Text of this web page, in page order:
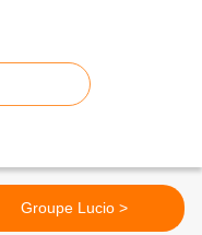
Groupe Lucio >